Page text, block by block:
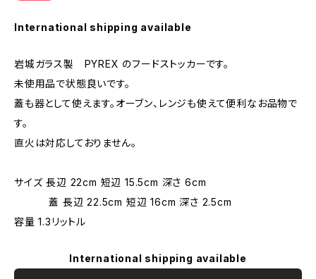
International shipping available
岩城ガラス製 PYREX のフードストッカーです。
未使用品で状態良いです。
蓋も器として使えます。オーブン、レンジも使えて便利なお品物で
す。
直火は対応しておりません。
サイズ 長辺 22cm 短辺 15.5cm 深さ 6cm
蓋 長辺 22.5cm 短辺 16cm 深さ 2.5cm
容量 1.3リットル
International shipping available